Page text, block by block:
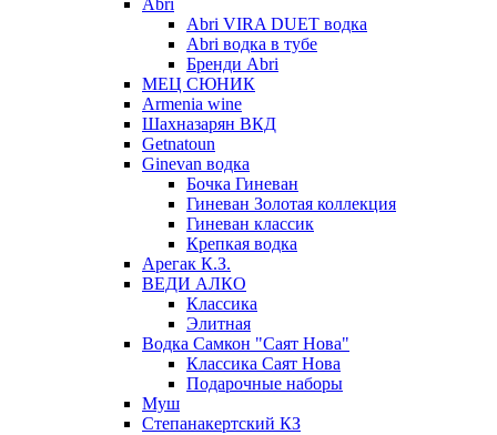
Abri
Abri VIRA DUET водка
Abri водка в тубе
Бренди Abri
МЕЦ СЮНИК
Armenia wine
Шахназарян ВКД
Getnatoun
Ginevan водка
Бочка Гиневан
Гиневан Золотая коллекция
Гиневан классик
Крепкая водка
Арегак К.З.
ВЕДИ АЛКО
Классика
Элитная
Водка Самкон "Саят Нова"
Классика Саят Нова
Подарочные наборы
Муш
Степанакертский КЗ